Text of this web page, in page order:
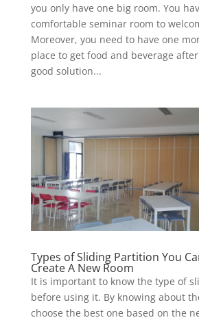
you only have one big room. You
comfortable seminar room to
Moreover, you need to have one
place to get food and beverage
good solution...
Types of Sliding Partition You
Create A New Room
It is important to know the type of
before using it. By knowing about
choose the best one based on the